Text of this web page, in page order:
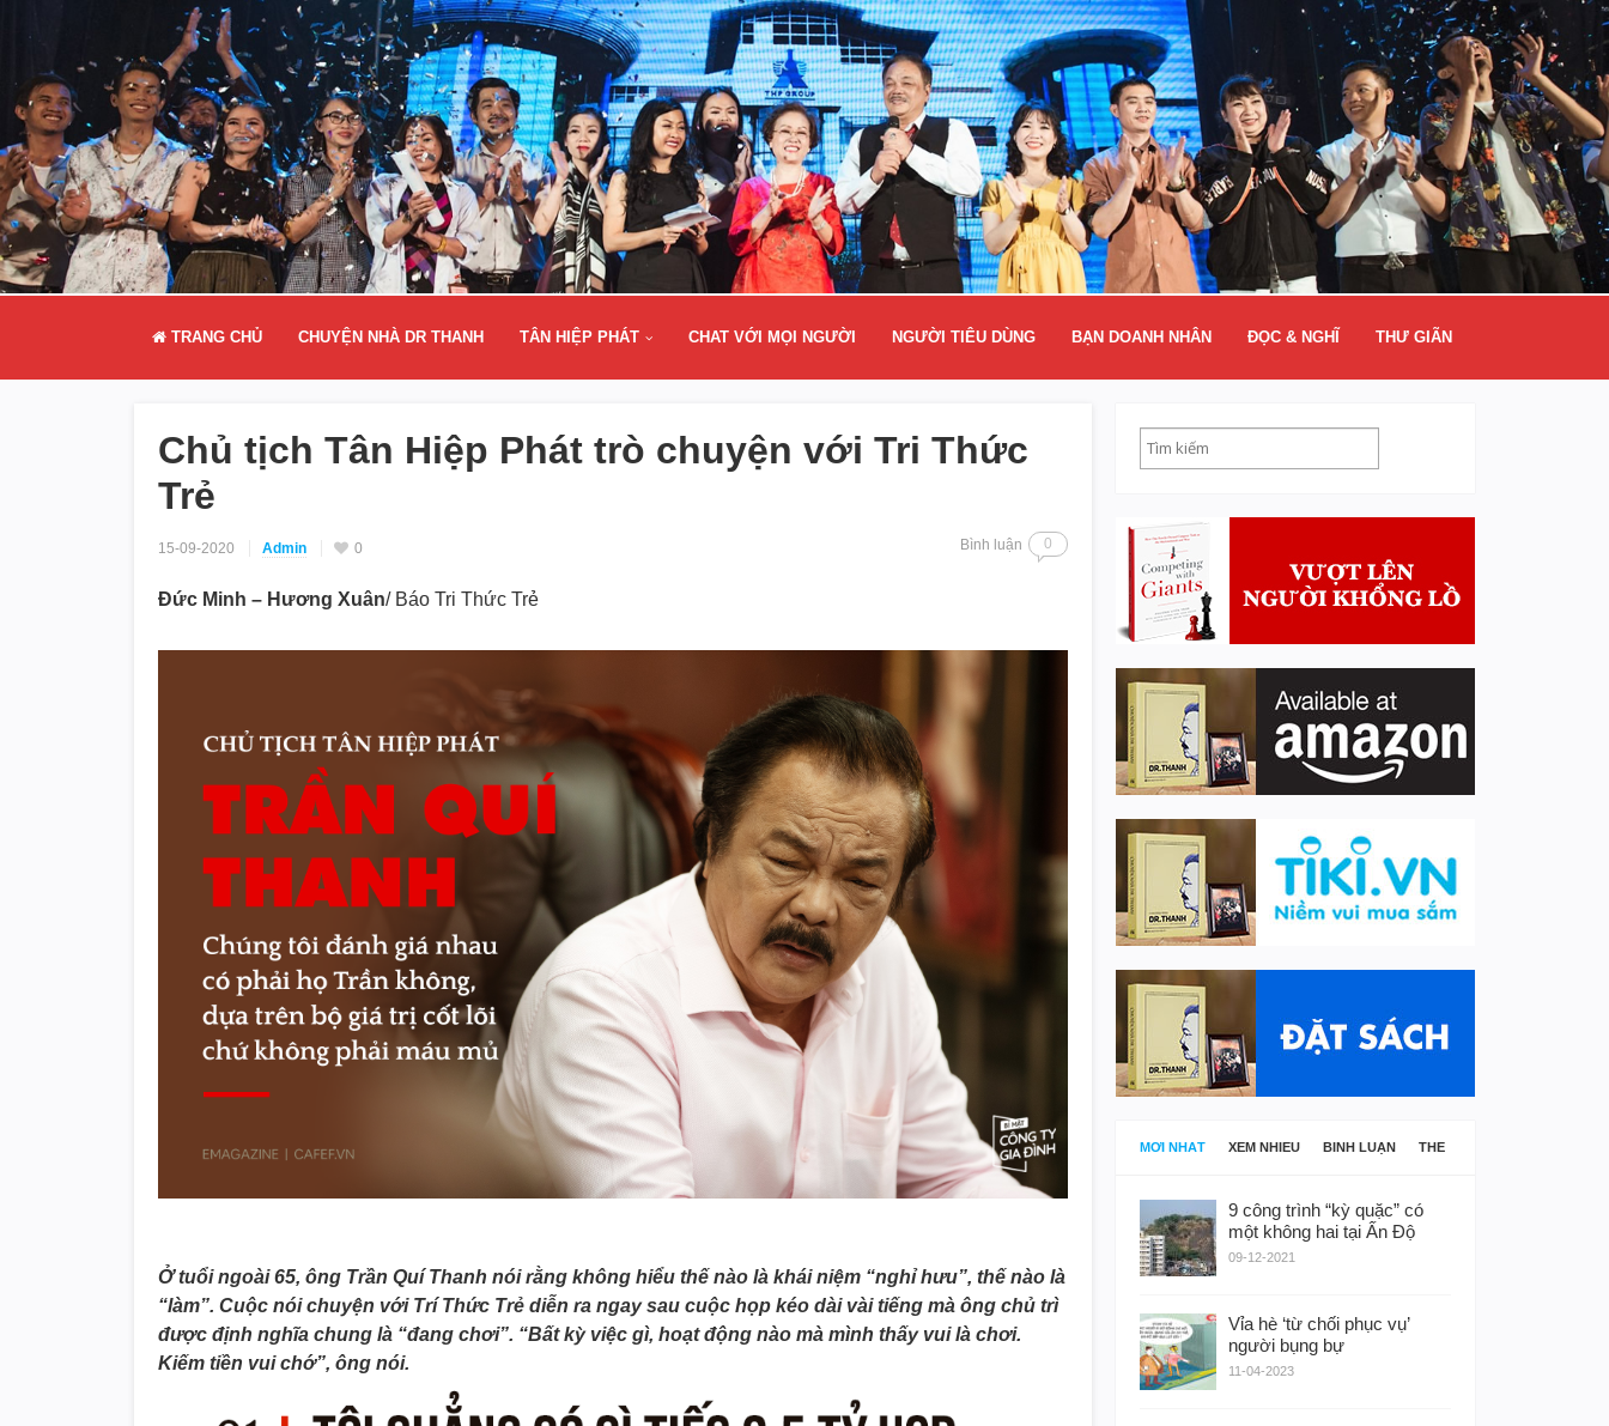
TRANG CHỦ CHUYỆN NHÀ DR THANH TÂN HIỆP PHÁT CHAT VỚI MỌI NGƯỜI NGƯỜI TIÊU DÙNG BẠN DOANH NHÂN ĐỌC & NGHĨ THƯ GIÃN
Chủ tịch Tân Hiệp Phát trò chuyện với Tri Thức
Trẻ
15-09-2020 Admin 0 Bình luận 0
Đức Minh – Hương Xuân/ Báo Tri Thức Trẻ
Ở tuổi ngoài 65, ông Trần Quí Thanh nói rằng không hiểu thế nào là khái niệm “nghỉ hưu”, thế nào là
“làm”. Cuộc nói chuyện với Trí Thức Trẻ diễn ra ngay sau cuộc họp kéo dài vài tiếng mà ông chủ trì
được định nghĩa chung là “đang chơi”. “Bất kỳ việc gì, hoạt động nào mà mình thấy vui là chơi.
Kiếm tiền vui chớ”, ông nói.
MỚI NHẤT XEM NHIỀU BÌNH LUẬN THẺ
9 công trình “kỳ quặc” có
một không hai tại Ấn Độ
09-12-2021
Vỉa hè ‘từ chối phục vụ’
người bụng bự
11-04-2023